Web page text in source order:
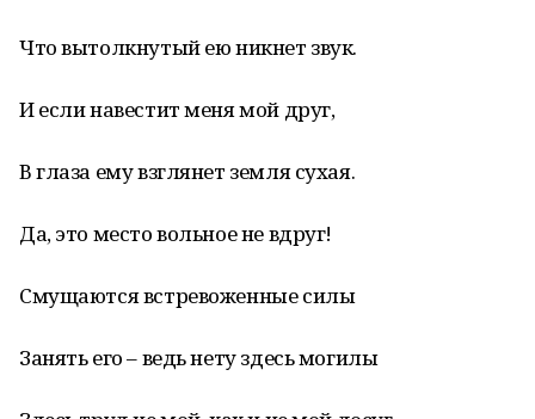
Что вытолкнутый ею никнет звук.
И если навестит меня мой друг,
В глаза ему взглянет земля сухая.
Да, это место вольное не вдруг!
Смущаются встревоженные силы
Занять его – ведь нету здесь могилы